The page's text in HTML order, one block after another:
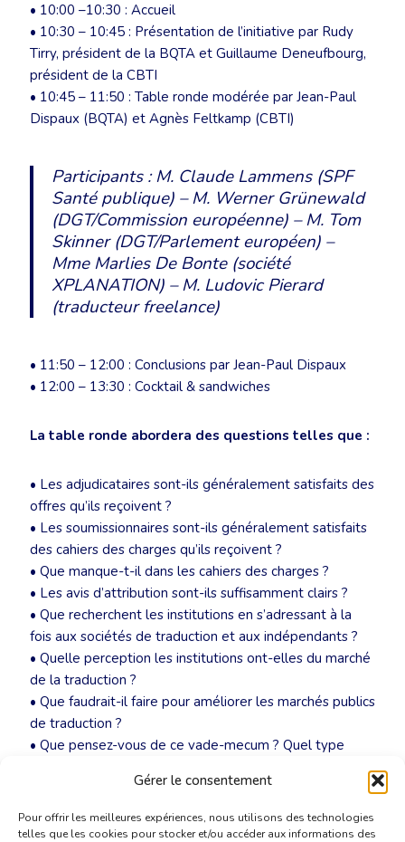
Gérer le consentement
Pour offrir les meilleures expériences, nous utilisons des technologies
telles que les cookies pour stocker et/ou accéder aux informations des
• 10:00 –10:30 : Accueil
• 10:30 – 10:45 : Présentation de l’initiative par Rudy
Tirry, président de la BQTA et Guillaume Deneufbourg,
président de la CBTI
• 10:45 – 11:50 : Table ronde modérée par Jean-Paul
Dispaux (BQTA) et Agnès Feltkamp (CBTI)
Participants : M. Claude Lammens (SPF
Santé publique) – M. Werner Grünewald
(DGT/Commission européenne) – M. Tom
Skinner (DGT/Parlement européen) –
Mme Marlies De Bonte (société
XPLANATION) – M. Ludovic Pierard
(traducteur freelance)
• 11:50 – 12:00 : Conclusions par Jean-Paul Dispaux
• 12:00 – 13:30 : Cocktail & sandwiches
La table ronde abordera des questions telles que :
• Les adjudicataires sont-ils généralement satisfaits des
offres qu’ils reçoivent ?
• Les soumissionnaires sont-ils généralement satisfaits
des cahiers des charges qu’ils reçoivent ?
• Que manque-t-il dans les cahiers des charges ?
• Les avis d’attribution sont-ils suffisamment clairs ?
• Que recherchent les institutions en s’adressant à la
fois aux sociétés de traduction et aux indépendants ?
• Quelle perception les institutions ont-elles du marché
de la traduction ?
• Que faudrait-il faire pour améliorer les marchés publics
de traduction ?
• Que pensez-vous de ce vade-mecum ? Quel type